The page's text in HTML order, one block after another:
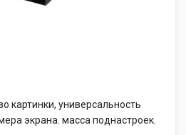
картинки, универсальность
экрана. масса поднастроек.